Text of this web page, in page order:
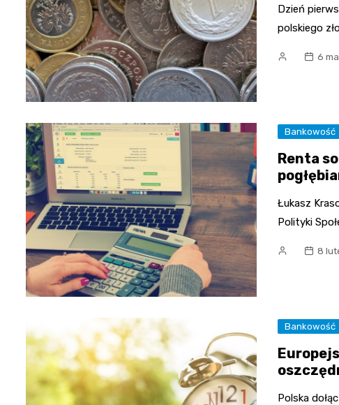
Dzień
polskiego
6
Bankowość
Renta
Łukasz
Polityki
8
Bankowość
Polska